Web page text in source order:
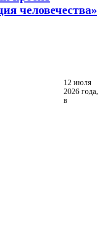
человечества»
12 июля
2026 года,
в